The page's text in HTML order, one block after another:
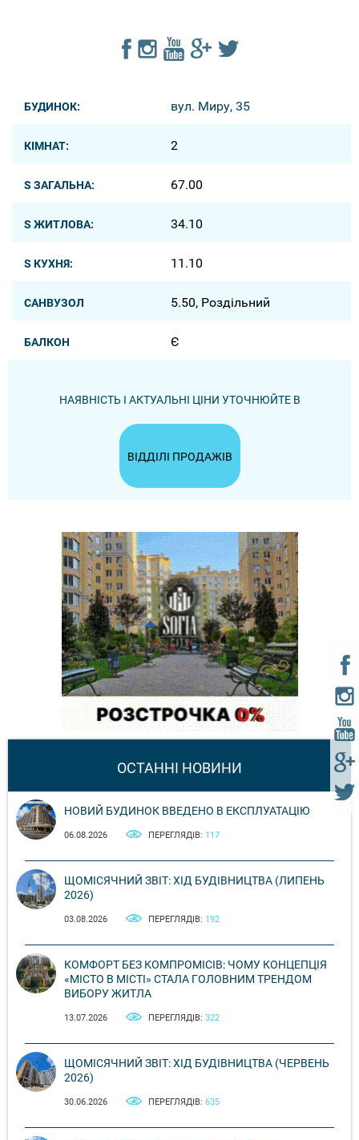
БУДИНОК: вул. Миру, 35
КІМНАТ: 2
S ЗАГАЛЬНА: 67.00
S ЖИТЛОВА: 34.10
S КУХНЯ: 11.10
САНВУЗОЛ 5.50, Роздільний
БАЛКОН Є
НАЯВНІСТЬ І АКТУАЛЬНІ ЦІНИ УТОЧНЮЙТЕ В
ВІДДІЛІ ПРОДАЖІВ
ОСТАННІ НОВИНИ
НОВИЙ БУДИНОК ВВЕДЕНО В ЕКСПЛУАТАЦІЮ
06.08.2026 ПЕРЕГЛЯДІВ: 117
ЩОМІСЯЧНИЙ ЗВІТ: ХІД БУДІВНИЦТВА (ЛИПЕНЬ
2026)
03.08.2026 ПЕРЕГЛЯДІВ: 192
КОМФОРТ БЕЗ КОМПРОМІСІВ: ЧОМУ КОНЦЕПЦІЯ
«МІСТО В МІСТІ» СТАЛА ГОЛОВНИМ ТРЕНДОМ
ВИБОРУ ЖИТЛА
13.07.2026 ПЕРЕГЛЯДІВ: 322
ЩОМІСЯЧНИЙ ЗВІТ: ХІД БУДІВНИЦТВА (ЧЕРВЕНЬ
2026)
30.06.2026 ПЕРЕГЛЯДІВ: 635